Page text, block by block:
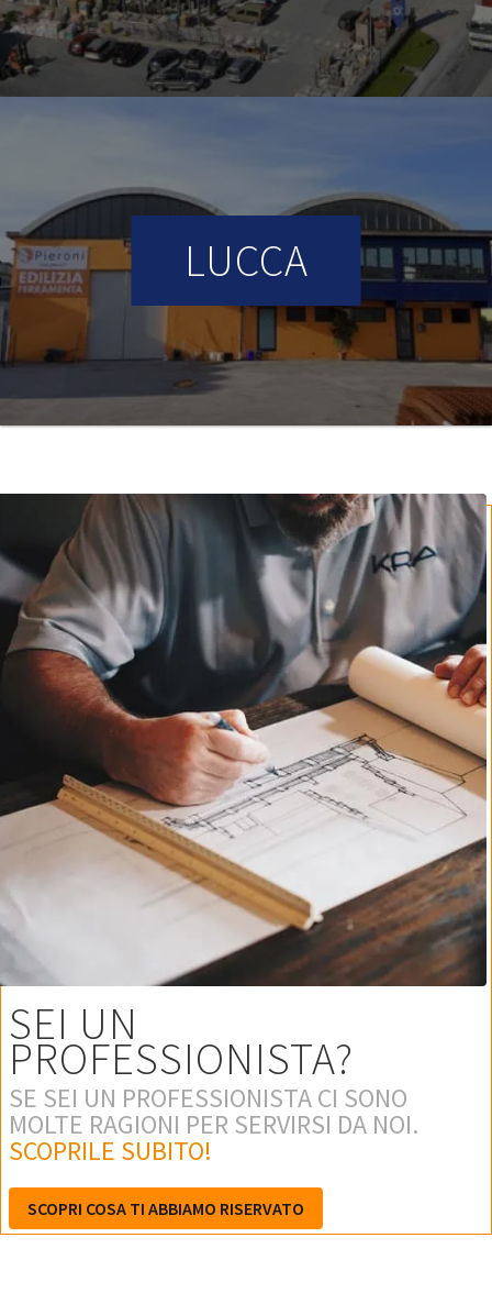
LUCCA
SEI UN
PROFESSIONISTA?
SE SEI UN PROFESSIONISTA CI SONO
MOLTE RAGIONI PER SERVIRSI DA NOI.
SCOPRILE SUBITO!
SCOPRI COSA TI ABBIAMO RISERVATO